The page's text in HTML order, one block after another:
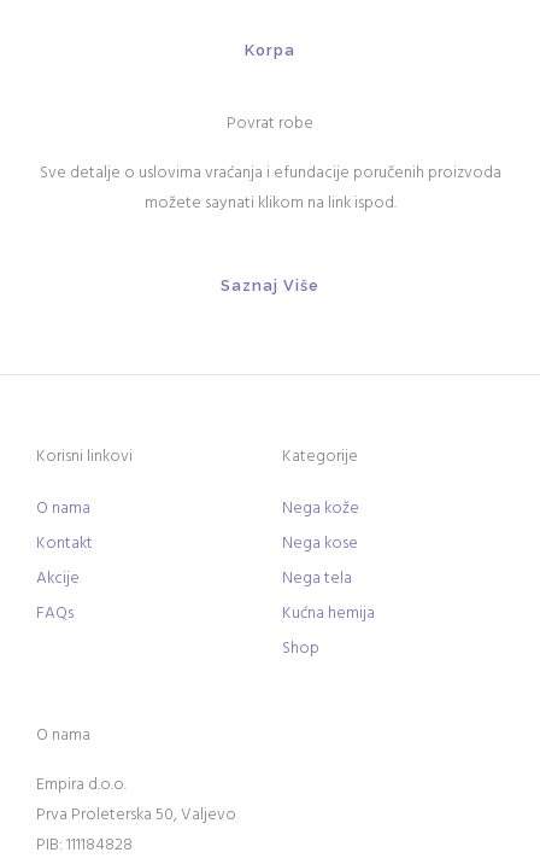
Korpa
Povrat robe
Sve detalje o uslovima vraćanja i efundacije poručenih proizvoda
možete saynati klikom na link ispod.
Saznaj Više
Korisni linkovi
O nama
Kontakt
Akcije
FAQs
Kategorije
Nega kože
Nega kose
Nega tela
Kućna hemija
Shop
O nama
Empira d.o.o.
Prva Proleterska 50, Valjevo
PIB: 111184828